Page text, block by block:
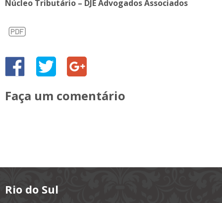
Núcleo Tributário – DJE Advogados Associados
Faça um comentário
Rio do Sul